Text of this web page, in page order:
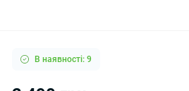
В наявності: 9